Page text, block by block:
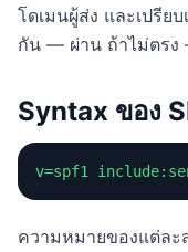
โดเมนผู้ส่ง และเปรีย
กัน — ผ่าน ถ้าไม่ตรง
Syntax ของ
v=spf1
ความหมายของแต่ละ